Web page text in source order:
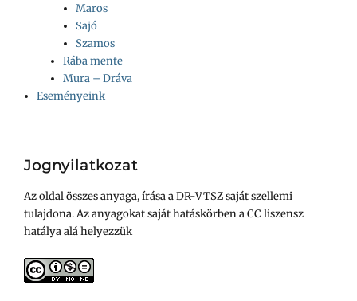
Maros
Sajó
Szamos
Rába mente
Mura – Dráva
Eseményeink
Jognyilatkozat
Az oldal összes anyaga, írása a DR-VTSZ saját szellemi
tulajdona. Az anyagokat saját hatáskörben a CC liszensz
hatálya alá helyezzük